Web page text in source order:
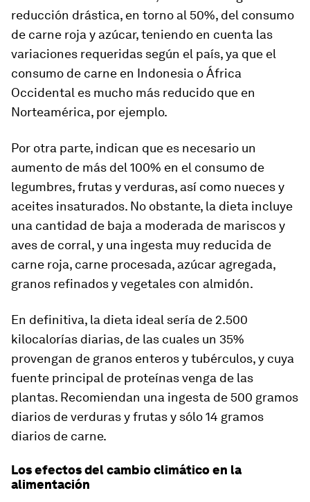
reducción drástica, en torno al 50%, del consumo
de carne roja y azúcar, teniendo en cuenta las
variaciones requeridas según el país, ya que el
consumo de carne en Indonesia o África
Occidental es mucho más reducido que en
Norteamérica, por ejemplo.
Por otra parte, indican que es necesario un
aumento de más del 100% en el consumo de
legumbres, frutas y verduras, así como nueces y
aceites insaturados. No obstante, la dieta incluye
una cantidad de baja a moderada de mariscos y
aves de corral, y una ingesta muy reducida de
carne roja, carne procesada, azúcar agregada,
granos refinados y vegetales con almidón.
En definitiva, la dieta ideal sería de 2.500
kilocalorías diarias, de las cuales un 35%
provengan de granos enteros y tubérculos, y cuya
fuente principal de proteínas venga de las
plantas. Recomiendan una ingesta de 500 gramos
diarios de verduras y frutas y sólo 14 gramos
diarios de carne.
Los efectos del cambio climático en la
alimentación